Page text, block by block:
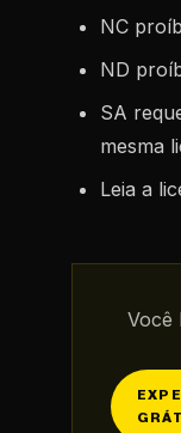
NC
ND
SA
mesma
Leia a
Você